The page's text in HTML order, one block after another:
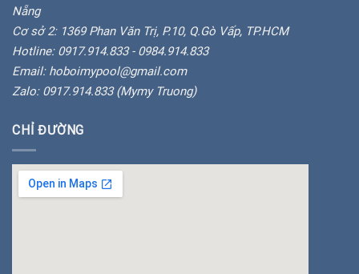
Nẵng
Cơ sở 2: 1369 Phan Văn Trị, P.10, Q.Gò Vấp, TP.HCM
Hotline: 0917.914.833 - 0984.914.833
Email: hoboimypool@gmail.com
Zalo: 0917.914.833 (Mymy Truong)
CHỈ ĐƯỜNG